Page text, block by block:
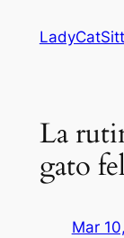
La
gato
Mar